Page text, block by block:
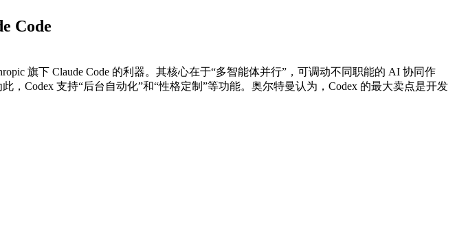
Code
旗下 Claude Code 的利器。其核心在于“多智能体并行”，可调动不同职能的 AI 协同作
，Codex 支持“后台自动化”和“性格定制”等功能。奥尔特曼认为，Codex 的最大卖点是开发